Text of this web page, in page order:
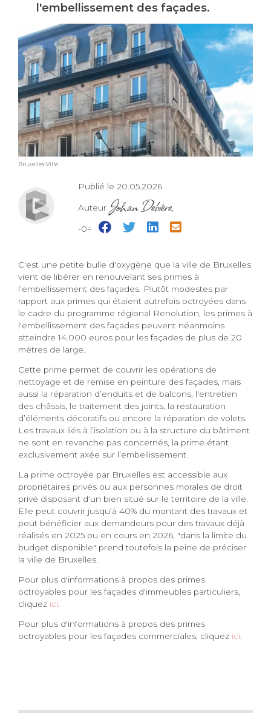
l'embellissement des façades.
Bruxelles-Ville
Publié le 20.05.2026
Auteur Johan Debière,
-0=
C'est une petite bulle d'oxygène que la ville de Bruxelles
vient de libérer en renouvelant ses primes à
l’embellissement des façades. Plutôt modestes par
rapport aux primes qui étaient autrefois octroyées dans
le cadre du programme régional Renolution, les primes à
l'embellissement des façades peuvent néanmoins
atteindre 14.000 euros pour les façades de plus de 20
mètres de large.
Cette prime permet de couvrir les opérations de
nettoyage et de remise en peinture des façades, mais
aussi la réparation d’enduits et de balcons, l'entretien
des châssis, le traitement des joints, la restauration
d’éléments décoratifs ou encore la réparation de volets.
Les travaux liés à l’isolation ou à la structure du bâtiment
ne sont en revanche pas concernés, la prime étant
exclusivement axée sur l’embellissement.
La prime octroyée par Bruxelles est accessible aux
propriétaires privés ou aux personnes morales de droit
privé disposant d’un bien situé sur le territoire de la ville.
Elle peut couvrir jusqu’à 40% du montant des travaux et
peut bénéficier aux demandeurs pour des travaux déjà
réalisés en 2025 ou en cours en 2026, "dans la limite du
budget disponible" prend toutefois la peine de préciser
la ville de Bruxelles.
Pour plus d'informations à propos des primes
octroyables pour les façades d'immeubles particuliers,
cliquez ici
Pour plus d'informations à propos des primes
octroyables pour les façades commerciales, cliquez ici